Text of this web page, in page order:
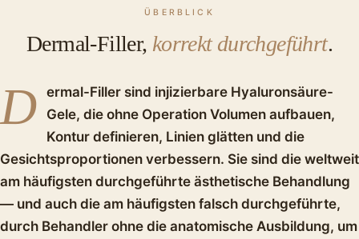
ÜBERBLICK
Dermal-Filler, korrekt durchgeführt.
D ermal-Filler sind injizierbare Hyaluronsäure-
Gele, die ohne Operation Volumen aufbauen,
Kontur definieren, Linien glätten und die
Gesichtsproportionen verbessern. Sie sind die weltweit
am häufigsten durchgeführte ästhetische Behandlung
— und auch die am häufigsten falsch durchgeführte,
durch Behandler ohne die anatomische Ausbildung, um